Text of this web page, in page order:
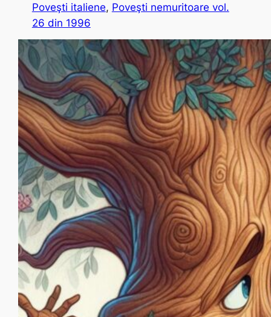
Poveşti italiene, Poveşti nemuritoare vol.
26 din 1996